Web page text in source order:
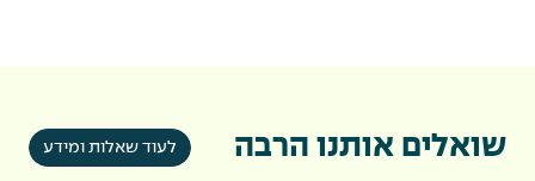
שואלים אותנו הרבה לעוד שאלות ומידע
למעלה מ- 1,300 סוכנויות רכב בפריסה ארצית,
נוכל להפגיש אותך עם הרכב הבא שלך במהירות.